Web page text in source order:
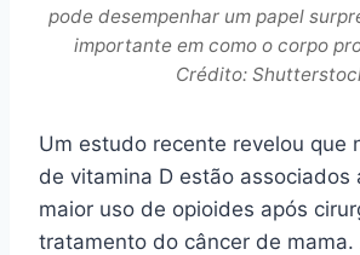
pode desempenhar um papel
importante em como o corpo
Crédito:
Um estudo recente revelou que
de vitamina D estão associados
maior uso de opioides após
tratamento do câncer de mama.